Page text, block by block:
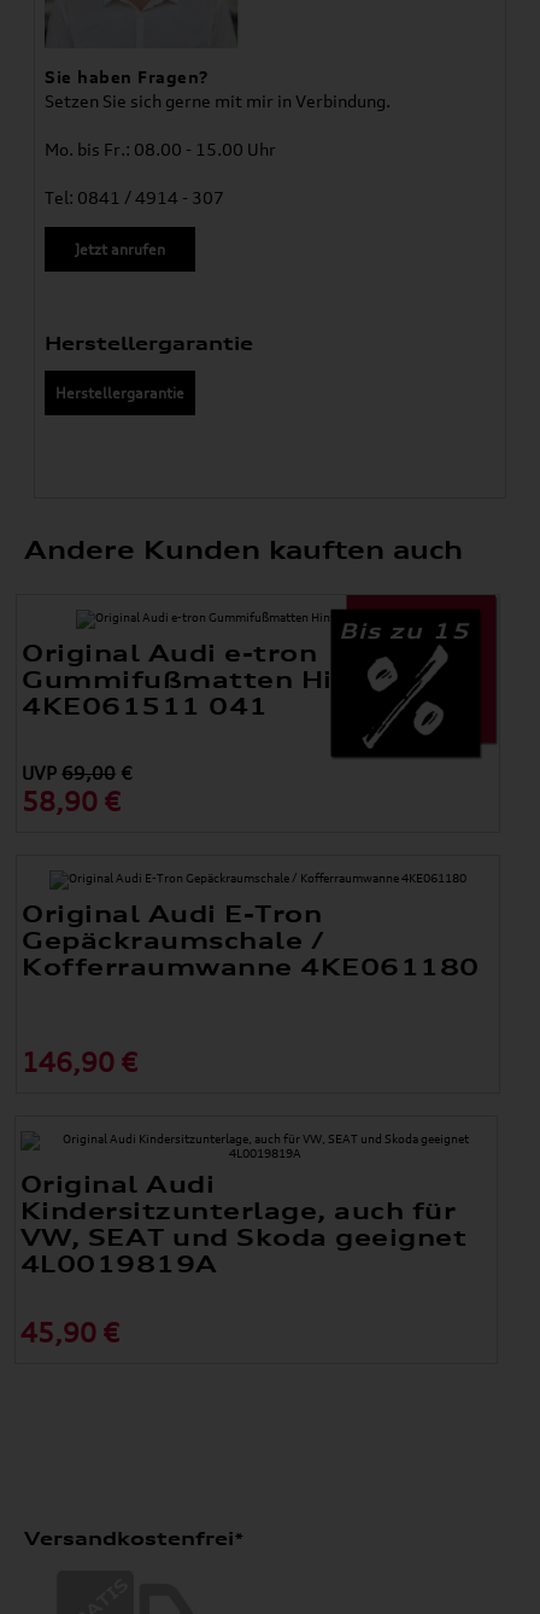
Sie haben Fragen?
Setzen Sie sich gerne mit mir in Verbindung.
Mo. bis Fr.: 08.00 - 15.00 Uhr
Tel: 0841 / 4914 - 307
Jetzt anrufen
Herstellergarantie
Herstellergarantie
Andere Kunden kauften auch
Bis zu 15
Original Audi e-tron
Gummifußmatten Hinten
4KE061511 041
UVP69,00 €
58,90 €
Original Audi E-Tron
Gepäckraumschale /
Kofferraumwanne 4KE061180
146,90 €
Original Audi
Kindersitzunterlage, auch für
VW, SEAT und Skoda geeignet
4L0019819A
45,90 €
Versandkostenfrei*